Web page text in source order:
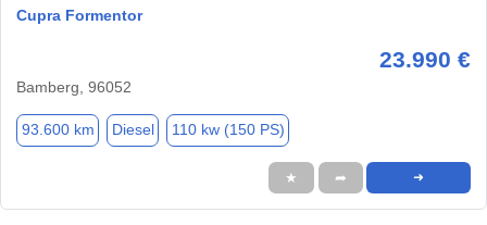
Cupra Formentor
23.990 €
Bamberg, 96052
93.600 km Diesel 110 kw (150 PS)
★ ➦ ➜